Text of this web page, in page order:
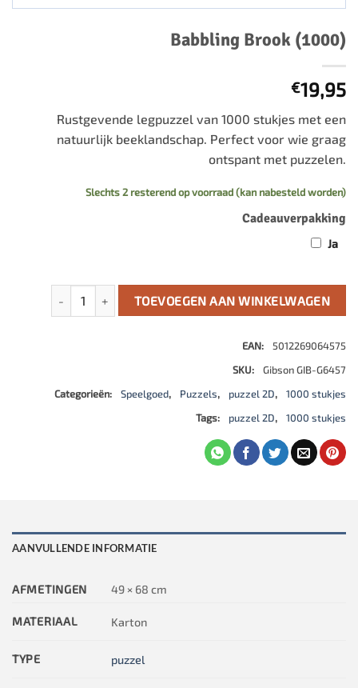
Babbling Brook (1000)
€19,95
Rustgevende legpuzzel van 1000 stukjes met een
natuurlijk beeklandschap. Perfect voor wie graag
ontspant met puzzelen.
Slechts 2 resterend op voorraad (kan nabesteld worden)
Cadeauverpakking
Ja
Babbling Brook (1000) aantalTOEVOEGEN AAN WINKELWAGEN
EAN:
5012269064575
SKU:
Gibson GIB-G6457
Categorieën:
Speelgoed, Puzzels, puzzel 2D,
1000 stukjes
Tags:
puzzel 2D, 1000 stukjes
AANVULLENDE INFORMATIE
AFMETINGEN 49 × 68 cm
MATERIAAL Karton
TYPE puzzel